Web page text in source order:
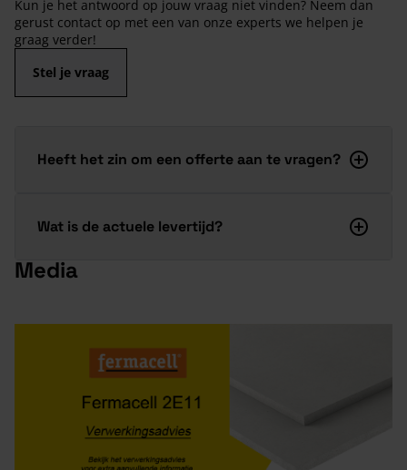
Kun je het antwoord op jouw vraag niet vinden? Neem dan
gerust contact op met een van onze experts we helpen je
graag verder!
Stel je vraag
Heeft het zin om een offerte aan te vragen?
Wat is de actuele levertijd?
Media